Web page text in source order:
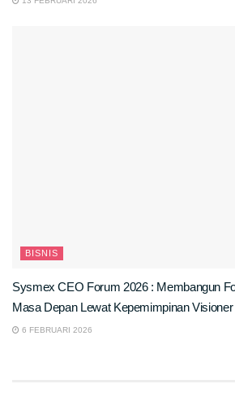
BISNIS
Sysmex CEO Forum 2026 : Membangun
Masa Depan Lewat Kepemimpinan Visioner
6 FEBRUARI 2026